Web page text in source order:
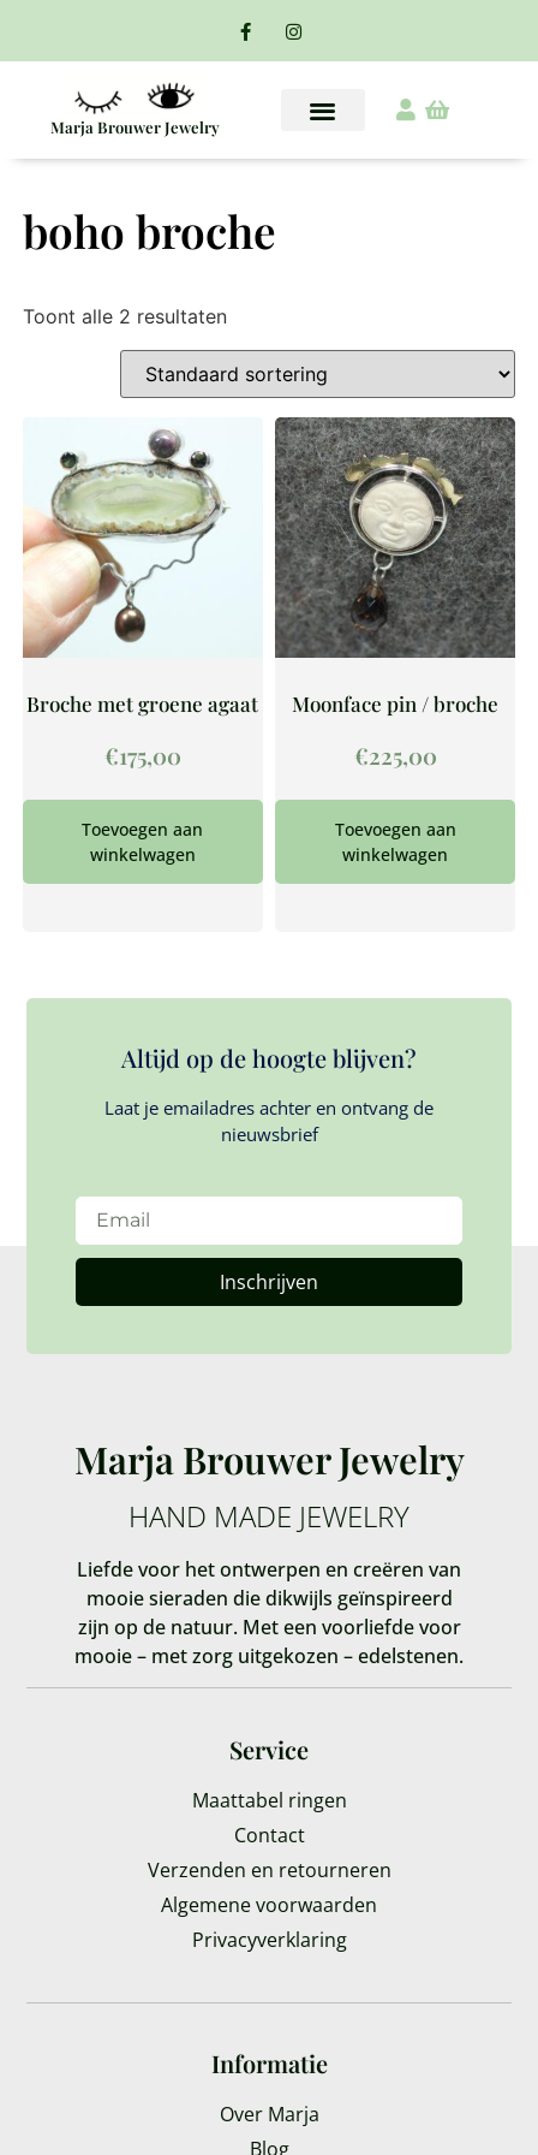
Marja Brouwer Jewelry
boho broche
Toont alle 2 resultaten
Broche met groene agaat
€175,00
Toevoegen aan
winkelwagen
Moonface pin / broche
€225,00
Toevoegen aan
winkelwagen
Altijd op de hoogte blijven?
Laat je emailadres achter en ontvang de
nieuwsbrief
Inschrijven
Marja Brouwer Jewelry
HAND MADE JEWELRY
Liefde voor het ontwerpen en creëren van
mooie sieraden die dikwijls geïnspireerd
zijn op de natuur. Met een voorliefde voor
mooie – met zorg uitgekozen – edelstenen.
Service
Maattabel ringen
Contact
Verzenden en retourneren
Algemene voorwaarden
Privacyverklaring
Informatie
Over Marja
Blog